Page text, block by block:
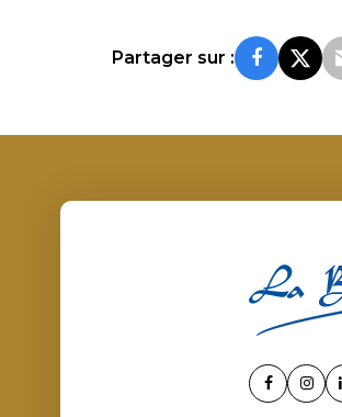
Partager sur :
Lien Lien